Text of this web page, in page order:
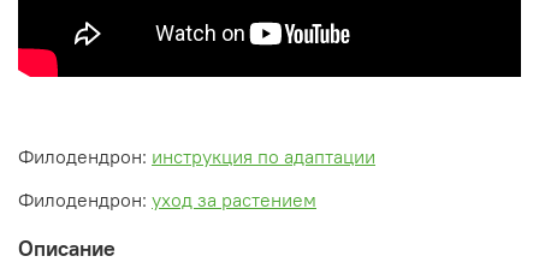
Филодендрон: инструкция по адаптации
Филодендрон: уход за растением
Описание